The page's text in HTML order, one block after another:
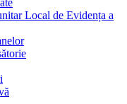
Local de Evidența a